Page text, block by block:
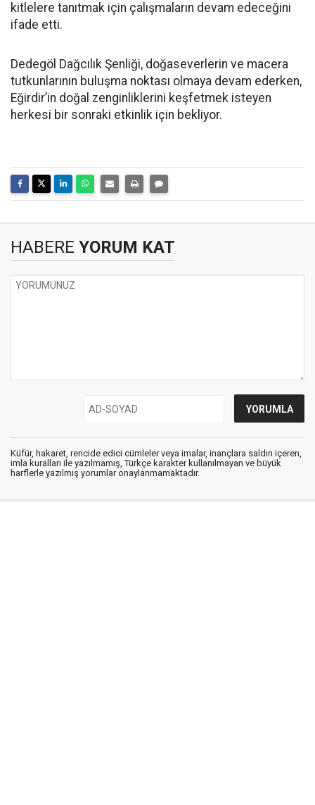
kitlelere tanıtmak için çalışmaların devam edeceğini
ifade etti.
Dedegöl Dağcılık Şenliği, doğaseverlerin ve macera
tutkunlarının buluşma noktası olmaya devam ederken,
Eğirdir’in doğal zenginliklerini keşfetmek isteyen
herkesi bir sonraki etkinlik için bekliyor.
HABERE YORUM KAT
Küfür, hakaret, rencide edici cümleler veya imalar, inançlara saldırı içeren,
imla kuralları ile yazılmamış, Türkçe karakter kullanılmayan ve büyük
harflerle yazılmış yorumlar onaylanmamaktadır.